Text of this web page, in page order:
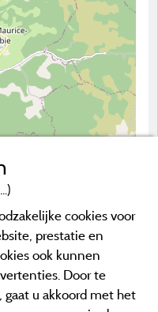
contributors
cookies voor
prestatie en
ook kunnen
Door te
gaat u akkoord met het